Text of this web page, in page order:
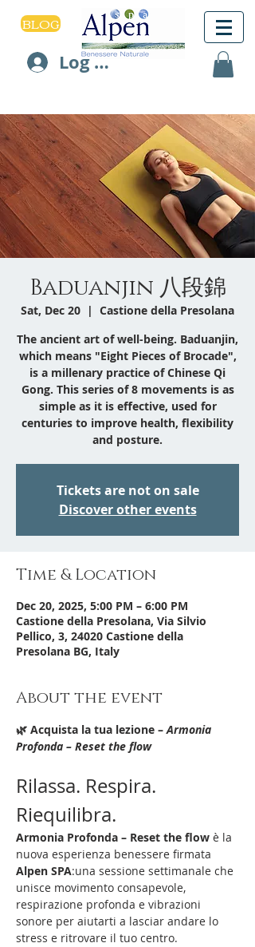
BLOG
Log In
Baduanjin 八段錦
Sat, Dec 20
  |
Castione della Presolana
The ancient art of well-being. Baduanjin,
which means "Eight Pieces of Brocade",
is a millenary practice of Chinese Qi
Gong. This series of 8 movements is as
simple as it is effective, used for
centuries to improve health, flexibility
and posture.
Tickets are not on sale
Discover other events
Time & Location
Dec 20, 2025, 5:00 PM – 6:00 PM
Castione della Presolana, Via Silvio
Pellico, 3, 24020 Castione della
Presolana BG, Italy
About the event
🌿 Acquista la tua lezione – Armonia
Profonda – Reset the flow
Rilassa. Respira.
Riequilibra.
Armonia Profonda – Reset the flow è la
nuova esperienza benessere firmata
Alpen SPA:una sessione settimanale che
unisce movimento consapevole,
respirazione profonda e vibrazioni
sonore per aiutarti a lasciar andare lo
stress e ritrovare il tuo centro.